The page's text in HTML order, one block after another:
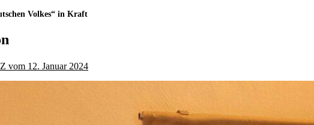
Volkes“ in Kraft
vom 12. Januar 2024